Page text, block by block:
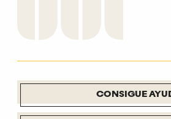
CONSIGUE